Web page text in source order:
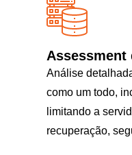
Assessment
Análise
como um todo,
limitando a
recuperação,